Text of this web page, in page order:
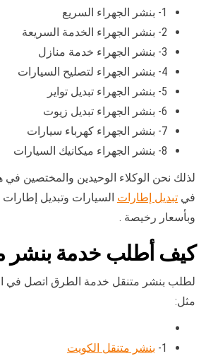
1- بنشر الجهراء السريع
2- بنشر الجهراء الخدمة السريعة
3- بنشر الجهراء خدمة منازل
4- بنشر الجهراء لتصليح السيارات
5- بنشر الجهراء تبديل تواير
6- بنشر الجهراء تبديل زيوت
7- بنشر الجهراء كهرباء سيارات
8- بنشر الجهراء ميكانيك السيارات
لذلك نحن الوكلاء الوحيدين والمختصين في
في تبديل إطارات السيارات وتبديل إطارات
وبأسعار رخيصة .
كيف أطلب خدمة بنشر
لطلب بنشر متنقل خدمة الطرق اتصل في
مثل:
1- بنشر متنقل الكويت